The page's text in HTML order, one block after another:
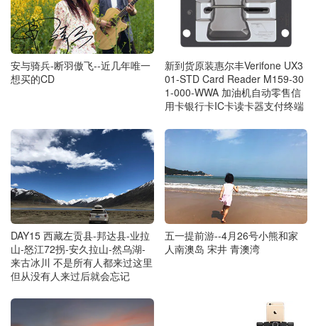
安与骑兵-断羽傲飞--近几年唯一
想买的CD
新到货原装惠尔丰Verifone UX3
01-STD Card Reader M159-30
1-000-WWA 加油机自动零售信
用卡银行卡IC卡读卡器支付终端
DAY15 西藏左贡县-邦达县-业拉
山-怒江72拐-安久拉山-然乌湖-
来古冰川 不是所有人都来过这里
但从没有人来过后就会忘记
五一提前游--4月26号小熊和家
人南澳岛 宋井 青澳湾